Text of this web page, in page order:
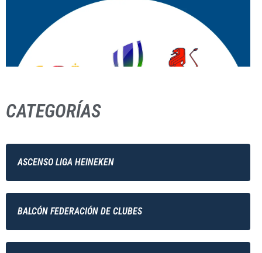
CATEGORÍAS
ASCENSO LIGA HEINEKEN
BALCÓN FEDERACIÓN DE CLUBES